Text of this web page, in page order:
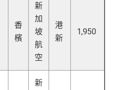
香
檳
新
加
坡
航
空
港
新
1,950
新